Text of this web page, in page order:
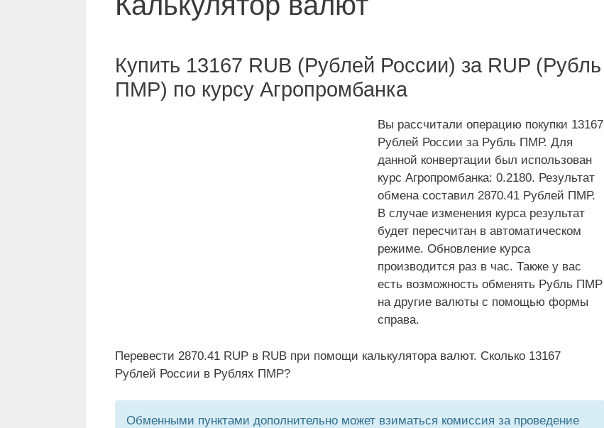
Купить 13167 RUB (Рублей России) за RUP (Рубль
ПМР) по курсу Агропромбанка
Вы рассчитали операцию покупки 13167
Рублей России за Рубль ПМР. Для
данной конвертации был использован
курс Агропромбанка: 0.2180. Результат
обмена составил 2870.41 Рублей ПМР.
В случае изменения курса результат
будет пересчитан в автоматическом
режиме. Обновление курса
производится раз в час. Также у вас
есть возможность обменять Рубль ПМР
на другие валюты с помощью формы
справа.
Перевести 2870.41 RUP в RUB при помощи калькулятора валют. Сколько 13167
Рублей России в Рублях ПМР?
Обменными пунктами дополнительно может взиматься комиссия за проведение